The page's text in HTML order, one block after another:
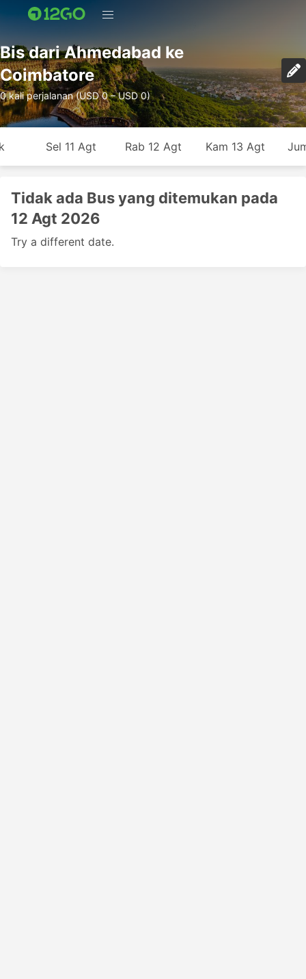
Bis dari Ahmedabad ke
Coimbatore
0 kali perjalanan (USD 0 – USD 0)
Sel 11 Agt Rab 12 Agt Kam 13 Agt
Tidak ada Bus yang ditemukan pada
12 Agt 2026
Try a different date.